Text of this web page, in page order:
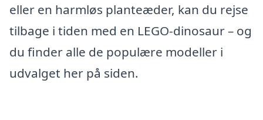
eller en harmløs planteæder, kan du rejse
tilbage i tiden med en LEGO-dinosaur – og
du finder alle de populære modeller i
udvalget her på siden.